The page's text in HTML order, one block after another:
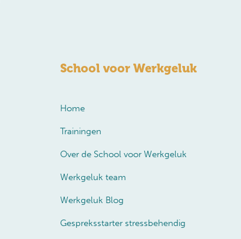
School voor Werkgeluk
Home
Trainingen
Over de School voor Werkgeluk
Werkgeluk team
Werkgeluk Blog
Gespreksstarter stressbehendig